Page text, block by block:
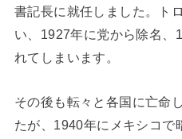
書記長に就任しました。ト
い、1927年に党から除名、
れてしまいます。
その後も転々と各国に亡命
たが、1940年にメキシコで